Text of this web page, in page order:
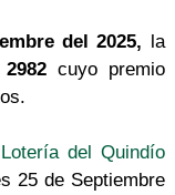
del 2025, la
cuyo premio
del Quindío
25 de Septiembre